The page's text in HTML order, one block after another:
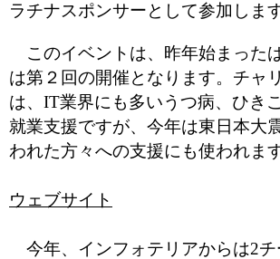
ラチナスポンサーとして参加します
このイベントは、昨年始まった
は第２回の開催となります。チャ
は、IT業界にも多いうつ病、ひき
就業支援ですが、今年は東日本大
われた方々への支援にも使われます
ウェブサイト
今年、インフォテリアからは2チ